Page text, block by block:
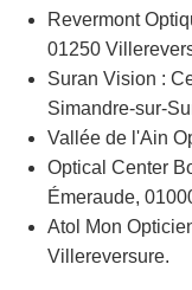
Revermont
01250
Suran Vision :
Simandre-sur-
Vallée de l'Ain
Optical Center
Émeraude,
Atol Mon
Villereversure.